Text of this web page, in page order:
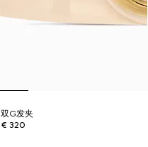
双G发夹
€ 320